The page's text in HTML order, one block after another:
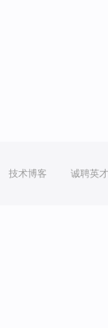
技术博客 诚聘英才